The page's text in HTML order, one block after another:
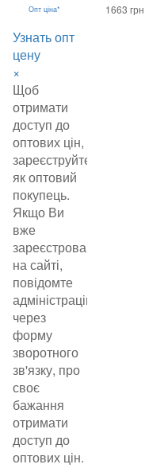
Опт ціна*
Узнать опт
цену
×
Щоб
отримати
доступ до
оптових цін,
зареєструйтеся
як оптовий
покупець.
Якщо Ви
вже
зареєстровані
на сайті,
повідомте
адміністрацію
через
форму
зворотного
зв'язку, про
своє
бажання
отримати
доступ до
оптових цін.
1663 грн